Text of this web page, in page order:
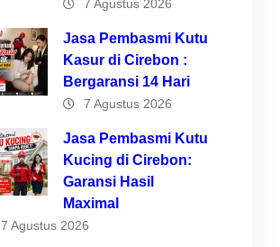
7 Agustus 2026
Jasa Pembasmi Kutu
Kasur di Cirebon :
Bergaransi 14 Hari
7 Agustus 2026
Jasa Pembasmi Kutu
Kucing di Cirebon:
Garansi Hasil
Maximal
7 Agustus 2026